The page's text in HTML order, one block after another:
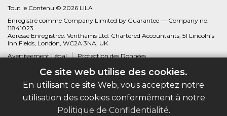
Ce site web utilise des cookies.
En utilisant ce site Web, vous acceptez notre
utilisation des cookies conformément à notre
Politique de Confidentialité.
Tout le Contenu © 2026 LILA
Enregistré comme Company Limited by Guarantee — Company no:
11841023
Adresse Enregistrée: Venthams Ltd. Chartered Accountants, 51 Lincoln’s
Inn Fields, London, WC2A 3NA, UK
Avertissement Légal
Protection des Données